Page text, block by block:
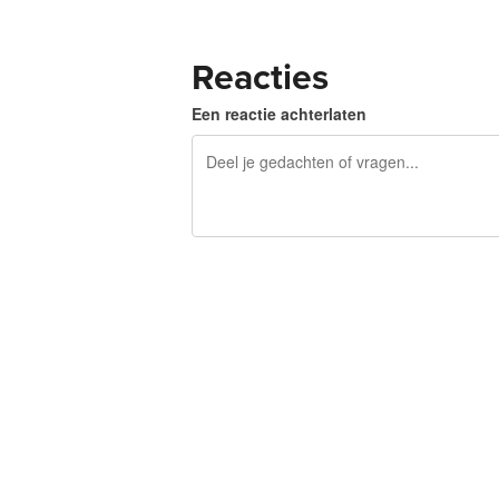
Reacties
Een reactie achterlaten